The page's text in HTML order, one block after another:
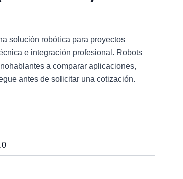
solución robótica para proyectos
e integración profesional. Robots
a comparar aplicaciones,
antes de solicitar una cotización.